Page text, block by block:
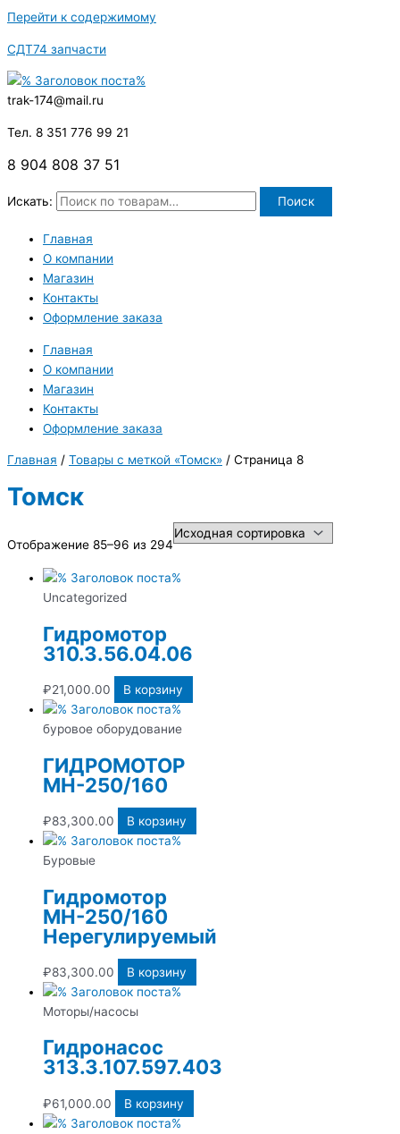
Перейти к содержимому
СДТ74 запчасти
trak-174@mail.ru
Тел. 8 351 776 99 21
8 904 808 37 51
Искать: Поиск
Главная
О компании
Магазин
Контакты
Оформление заказа
Главная
О компании
Магазин
Контакты
Оформление заказа
Главная / Товары с меткой «Томск» / Страница 8
Томск
Отображение 85–96 из 294
Uncategorized
Гидромотор
310.3.56.04.06
₽21,000.00 В корзину
буровое оборудование
ГИДРОМОТОР
МН-250/160
₽83,300.00 В корзину
Буровые
Гидромотор
МН-250/160
Нерегулируемый
₽83,300.00 В корзину
Моторы/насосы
Гидронасос
313.3.107.597.403
₽61,000.00 В корзину